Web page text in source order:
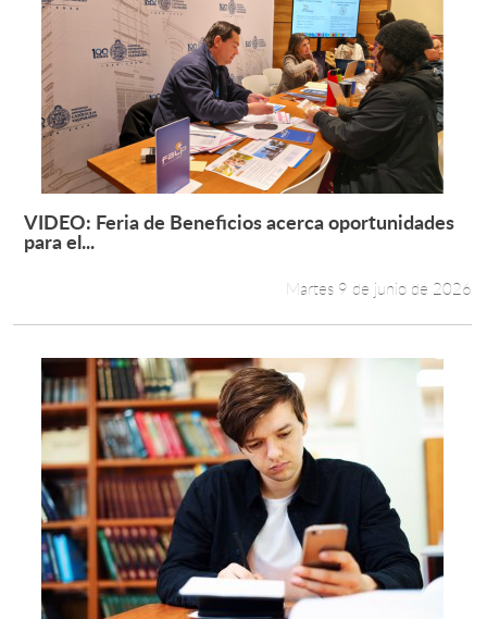
Leer más +
VIDEO: Feria de Beneficios acerca oportunidades
para el...
Martes 9 de junio de 2026